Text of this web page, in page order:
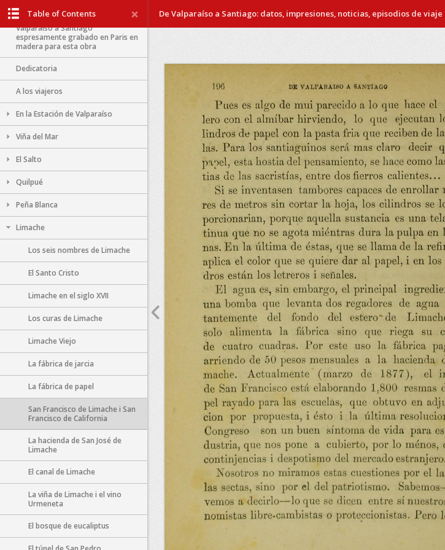
De Valparaíso a Santiago: datos, impresiones, noticias, episodios de viaje
Table of Contents
Itinerario del ferrocarril de
Valparaíso a Santiago
espresamente grabado en Paris en
madera para esta obra
Dedicatoria
A los viajeros
En la Estación de Valparaíso
Viña del Mar
El Salto
Quilpué
Peña Blanca
Limache
Los seis nombres de Limache
El Santo Cristo
Limache en el siglo XVII
Los curas de Limache
Limache Viejo
La fábrica de jarcia
La fábrica de papel
San Francisco de Limache i San
Francisco de California
La hacienda de San José de
Limache
El canal de Limache
La viña de Limache i el vino
Urmeneta
El bosque de eucaliptus